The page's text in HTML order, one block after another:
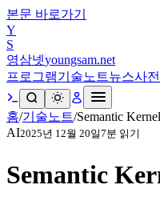
본문 바로가기
Y
S
영삼넷youngsam.net
프로그램기술노트뉴스사전
홈/기술노트/Semantic
AI2025년 12월 20일7분 읽기
Semantic